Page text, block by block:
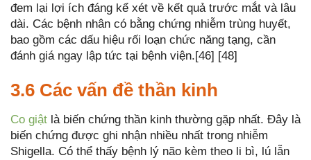
đem lại lợi ích đáng kể xét về kết quả trước mắt và lâu
dài. Các bệnh nhân có bằng chứng nhiễm trùng huyết,
bao gồm các dấu hiệu rối loạn chức năng tạng, cần
đánh giá ngay lập tức tại bệnh viện.[46] [48]
3.6 Các vấn đề thần kinh
Co giật là biến chứng thần kinh thường gặp nhất. Đây là
biến chứng được ghi nhận nhiều nhất trong nhiễm
Shigella. Có thể thấy bệnh lý não kèm theo li bì, lú lẫn